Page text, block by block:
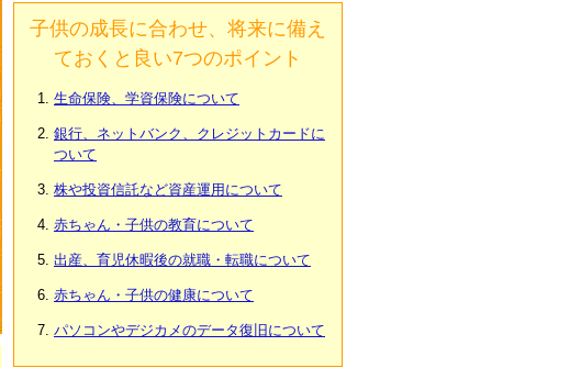
子供の成長に合わせ、将来に備え
ておくと良い7つのポイント
生命保険、学資保険について
銀行、ネットバンク、クレジットカードに
ついて
株や投資信託など資産運用について
赤ちゃん・子供の教育について
出産、育児休暇後の就職・転職について
赤ちゃん・子供の健康について
パソコンやデジカメのデータ復旧について